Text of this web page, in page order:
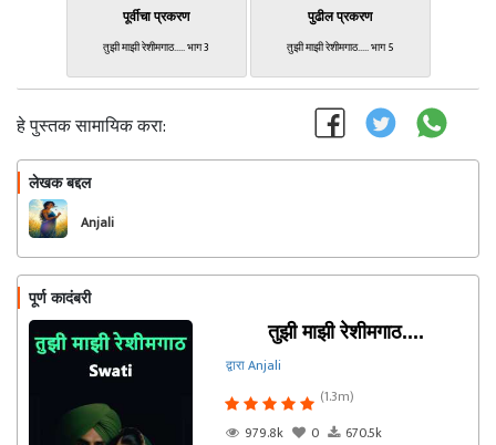
पूर्वीचा प्रकरण
तुझी माझी रेशीमगाठ..... भाग 3
पुढील प्रकरण
तुझी माझी रेशीमगाठ..... भाग 5
हे पुस्तक सामायिक करा:
लेखक बद्दल
Anjali
पूर्ण कादंबरी
तुझी माझी रेशीमगाठ....
द्वारा Anjali
(1.3m)
979.8k
0 670.5k